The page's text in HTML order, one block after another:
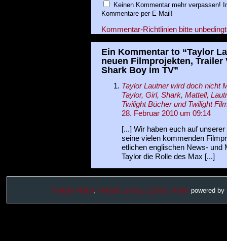
Keinen Kommentar mehr verpassen!
Kommentare per E-Mail!
Kommentar-Richtlinien bitte
Ein Kommentar to “Taylor
neuen Filmprojekten, Trailer
Shark Boy im TV”
Taylor Lautner wird doch nicht
Taylor, Girl, Shark, Mattell,
Twilight Bücher und Twilight
28. Februar 2010 um 09:14
[...] Wir haben euch auf
seine vielen kommenden
etlichen englischen News- und
Taylor die Rolle des Max [...]
Twilight Fieber, Twilight Eclipse, Eclipse Trailer powered by